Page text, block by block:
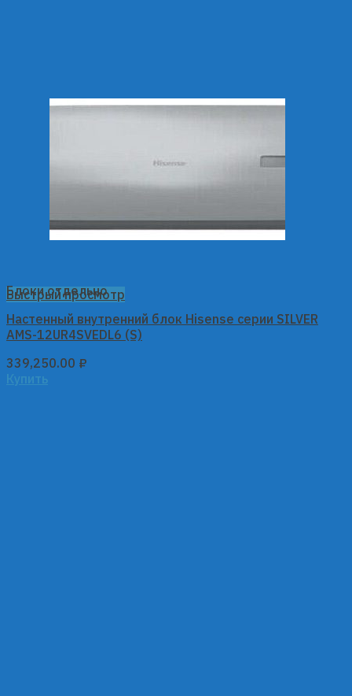
Быстрый просмотр
Блоки отдельно
Настенный внутренний блок Hisense серии SILVER
AMS-12UR4SVEDL6 (S)
339,250.00 ₽
Купить